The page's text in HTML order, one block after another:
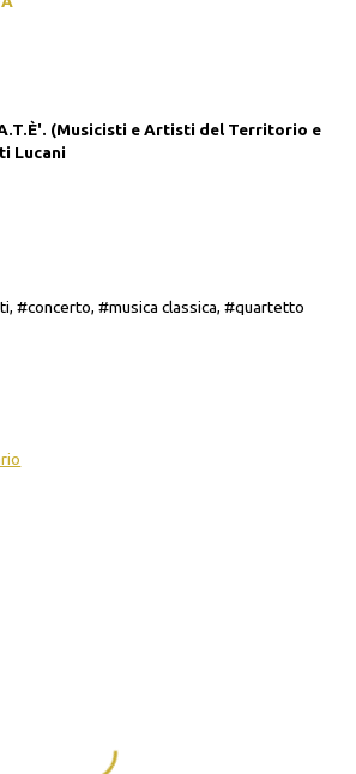
(Musicisti e Artisti del Territorio e
Lucani
#concerto, #musica classica, #quartetto